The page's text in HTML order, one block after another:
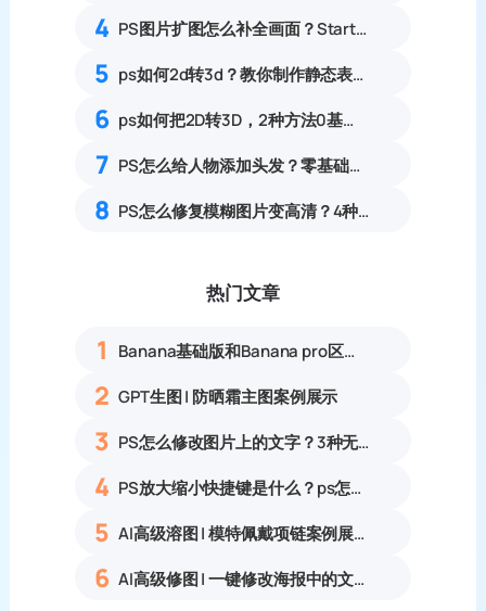
4 PS图片扩图怎么补全画面？StartAI 3步搞定扩图高效方案
5 ps如何2d转3d？教你制作静态表情包，banana一键生成
6 ps如何把2D转3D，2种方法0基础可上手的详细教程
7 PS怎么给人物添加头发？零基础合成自然补发实操教程
8 PS怎么修复模糊图片变高清？4种照片清晰化完整实操教程
热门文章
1 Banana基础版和Banana pro区别对比丨具体案例应用+使用教程
2 GPT生图 | 防晒霜主图案例展示
3 PS怎么修改图片上的文字？3种无痕改字方法，新手也能搞定
4 PS放大缩小快捷键是什么？ps怎么把图片拉大拉小？
5 AI高级溶图 | 模特佩戴项链案例展示
6 AI高级修图 | 一键修改海报中的文字